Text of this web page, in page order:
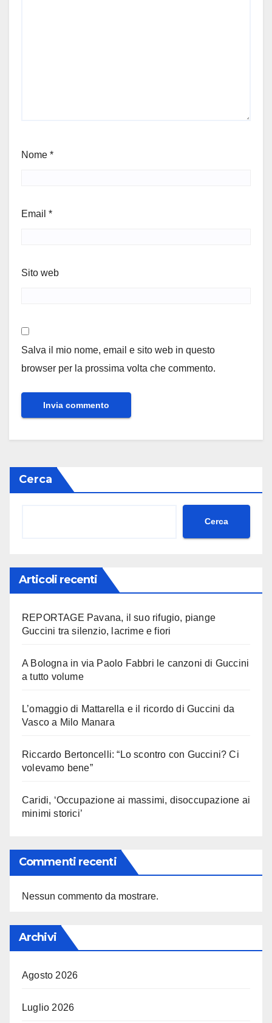
Nome *
Email *
Sito web
Salva il mio nome, email e sito web in questo
browser per la prossima volta che commento.
Cerca
Cerca
Articoli recenti
REPORTAGE Pavana, il suo rifugio, piange
Guccini tra silenzio, lacrime e fiori
A Bologna in via Paolo Fabbri le canzoni di Guccini
a tutto volume
L’omaggio di Mattarella e il ricordo di Guccini da
Vasco a Milo Manara
Riccardo Bertoncelli: “Lo scontro con Guccini? Ci
volevamo bene”
Caridi, ‘Occupazione ai massimi, disoccupazione ai
minimi storici’
Commenti recenti
Nessun commento da mostrare.
Archivi
Agosto 2026
Luglio 2026